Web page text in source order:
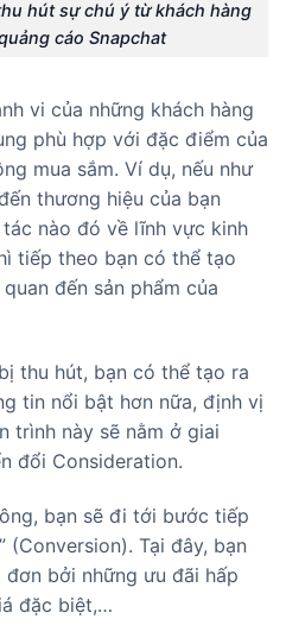
hút sự chú ý từ khách hàng
cáo Snapchat
vi của những khách hàng
phù hợp với đặc điểm của
mua sắm. Ví dụ, nếu như
thương hiệu của bạn
nào đó về lĩnh vực kinh
tiếp theo bạn có thể tạo
đến sản phẩm của
thu hút, bạn có thể tạo ra
tin nổi bật hơn nữa, định vị
trình này sẽ nằm ở giai
đổi Consideration.
bạn sẽ đi tới bước tiếp
(Conversion). Tại đây, bạn
bởi những ưu đãi hấp
đặc biệt,…